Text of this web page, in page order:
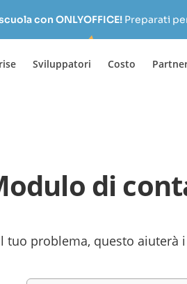
con ONLYOFFICE! Preparati
Sviluppatori Costo
di
tuo problema, questo